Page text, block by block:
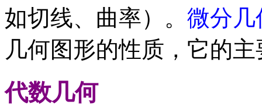
如切线、曲率）。 微分几
几何图形的性质，它的
代数几何